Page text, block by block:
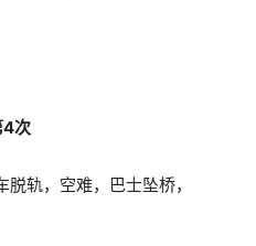
4次
轨，空难，巴士坠桥，